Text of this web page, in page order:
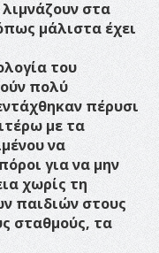
στα
μάλιστα έχει
του
πολύ
πέρυσι
με τα
να
για να μην
χωρίς τη
παιδιών στους
σταθμούς, τα